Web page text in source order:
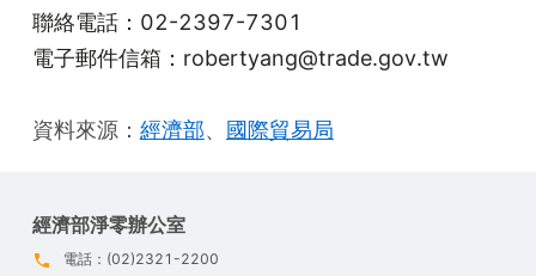
聯絡電話：02-2397-7301
電子郵件信箱：robertyang@trade.gov.tw
資料來源： 經濟部、 國際貿易局
經濟部淨零辦公室
電話：(02)2321-2200